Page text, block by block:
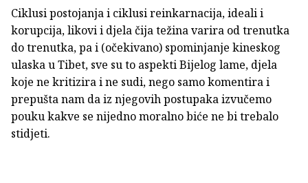
Ciklusi postojanja i ciklusi reinkarnacija, ideali i
korupcija, likovi i djela čija težina varira od trenutka
do trenutka, pa i (očekivano) spominjanje kineskog
ulaska u Tibet, sve su to aspekti Bijelog lame, djela
koje ne kritizira i ne sudi, nego samo komentira i
prepušta nam da iz njegovih postupaka izvučemo
pouku kakve se nijedno moralno biće ne bi trebalo
stidjeti.